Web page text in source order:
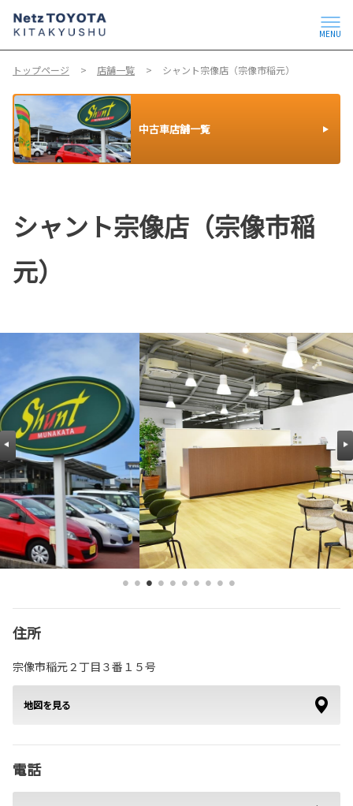
MENU
トップページ 店舗一覧 シャント宗像店（宗像市稲元）
中古車店舗一覧
シャント宗像店（宗像市稲
元）
住所
宗像市稲元２丁目３番１５号
地図を見る
電話